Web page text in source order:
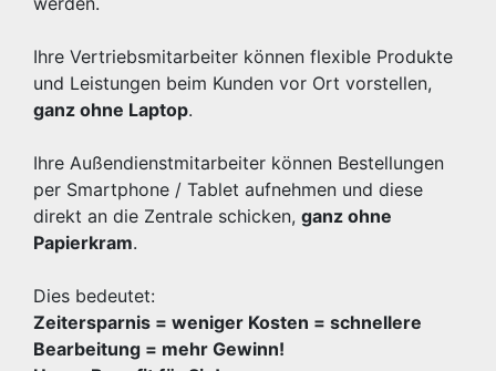
Ihre Vertriebsmitarbeiter können flexible Produkte
und Leistungen beim Kunden vor Ort vorstellen,
ganz ohne Laptop.
Ihre Außendienstmitarbeiter können Bestellungen
per Smartphone / Tablet aufnehmen und diese
direkt an die Zentrale schicken, ganz ohne
Papierkram.
Dies bedeutet:
Zeitersparnis = weniger Kosten = schnellere
Bearbeitung = mehr Gewinn!